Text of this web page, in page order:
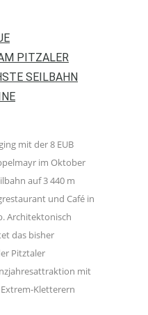
PITZALER
SEILBAHN
mit der 8 EUB
im Oktober
auf 3 440 m
und Café in
Architek­tonisch
das bisher
Pitztaler
mit
Kletterern